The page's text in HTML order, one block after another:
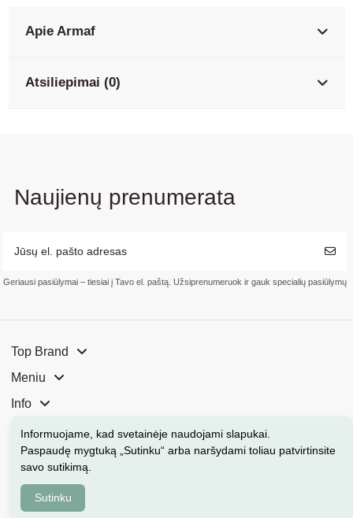
Apie Armaf
Atsiliepimai (0)
Naujienų prenumerata
Geriausi pasiūlymai – tiesiai į Tavo el. paštą. Užsiprenumeruok ir gauk specialių pasiūlymų
Top Brand
Meniu
Info
Mūsų parduotuvės
Kontaktai
Kosmeka.lt © 2026 Visos teisės saugomos
Informuojame, kad svetainėje naudojami slapukai
Paspaudę mygtuką „Sutinku“ arba naršydami toliau patvirtinsite
savo sutikimą.
Sutinku